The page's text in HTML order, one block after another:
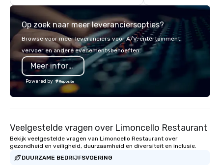
think like a Silicon
world's fastest-
or walk away with a
innovation playbook,
the Valley. Ideal for
seniority, and
Op zoek naar meer leveranciersopties?
Browse voor meer leveranciers voor A/V, entertainment,
vervoer en andere evenementsbehoeften.
Meer informatie
Powered by
Veelgestelde vragen over Limoncello Restaurant
Bekijk veelgestelde vragen van Limoncello Restaurant over
gezondheid en veiligheid, duurzaamheid en diversiteit en inclusie.
DUURZAME BEDRIJFSVOERING